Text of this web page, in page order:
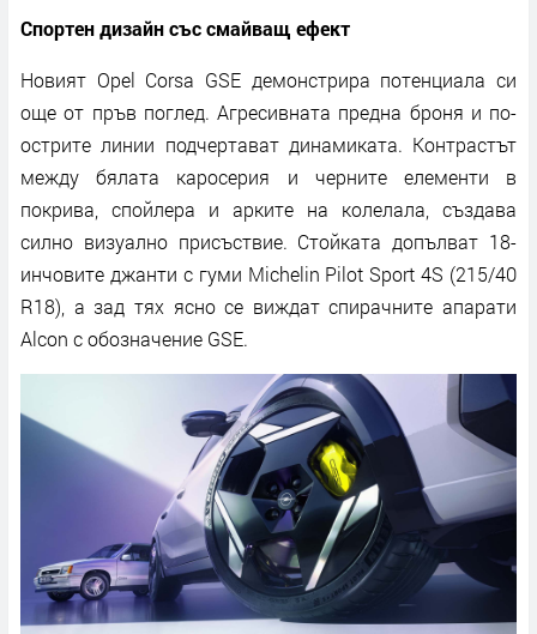
Спортен дизайн със смайващ ефект
Новият Opel Corsa GSE демонстрира потенциала си
още от пръв поглед. Агресивната предна броня и по-
острите линии подчертават динамиката. Контрастът
между бялата каросерия и черните елементи в
покрива, спойлера и арките на колелала, създава
силно визуално присъствие. Стойката допълват 18-
инчовите джанти с гуми Michelin Pilot Sport 4S (215/40
R18), а зад тях ясно се виждат спирачните апарати
Alcon с обозначение GSE.